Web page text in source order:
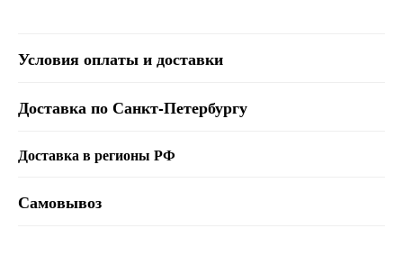
Условия оплаты и доставки
Доставка по Санкт-Петербургу
Доставка в регионы РФ
Самовывоз